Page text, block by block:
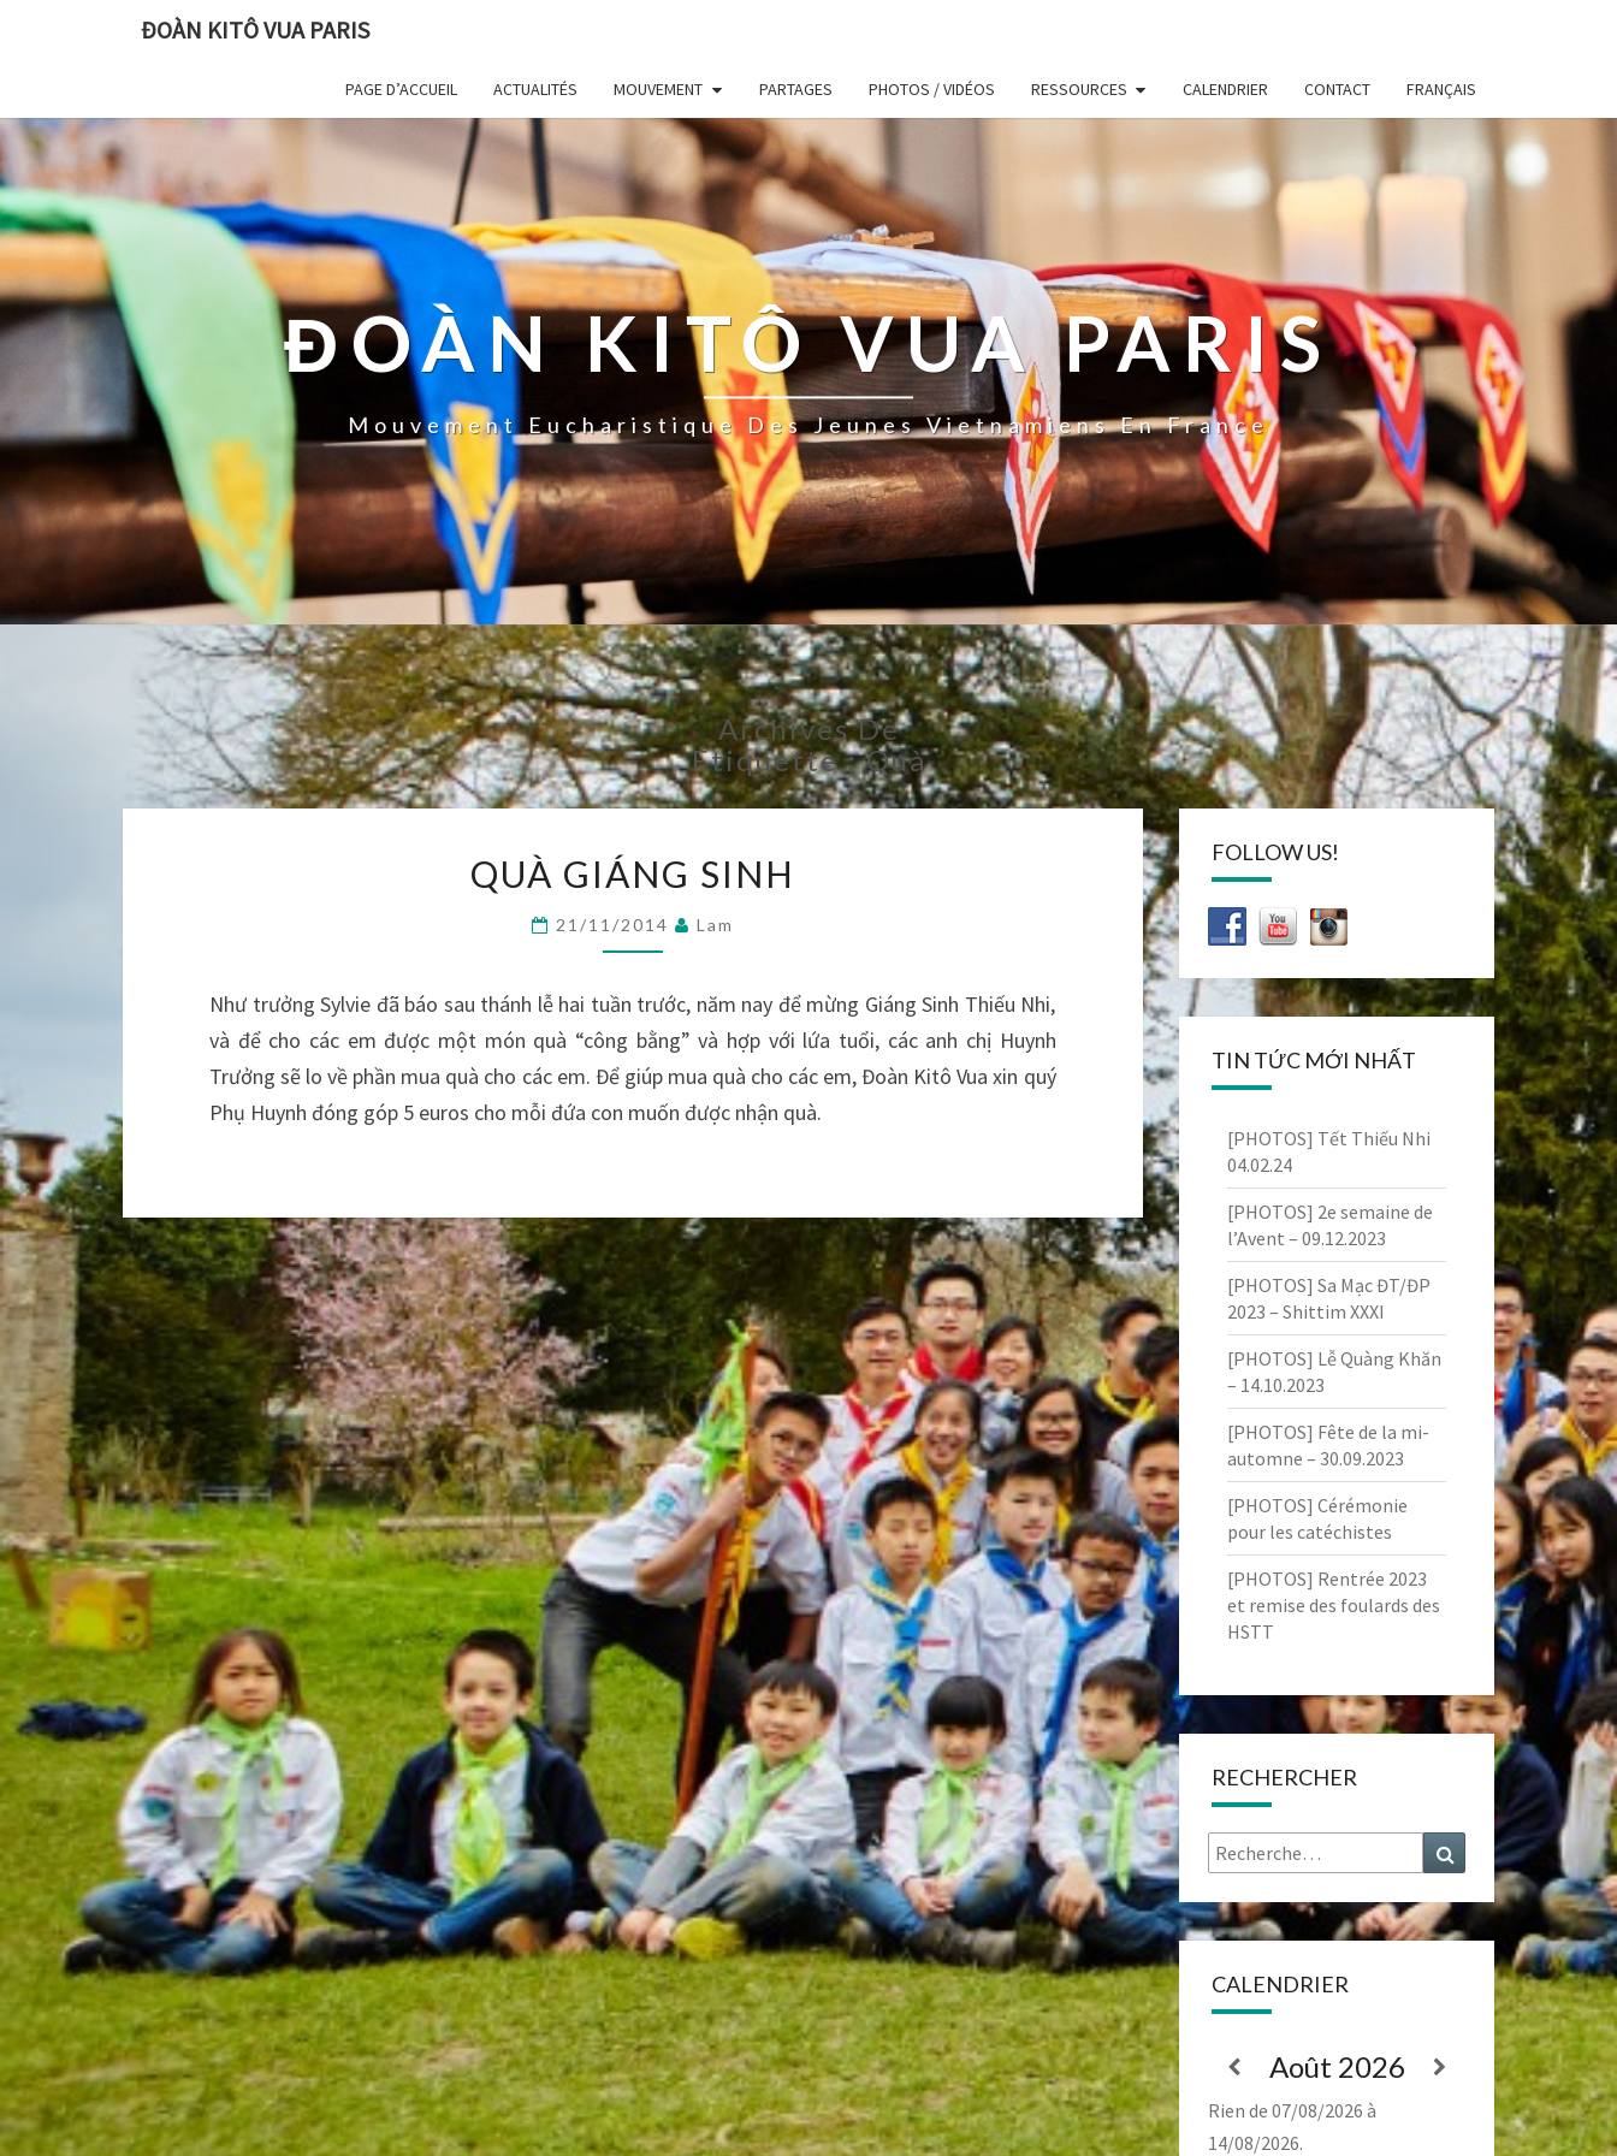
ĐOÀN KITÔ VUA PARIS
PAGE D’ACCUEIL ACTUALITÉS MOUVEMENT PARTAGES PHOTOS / VIDÉOS RESSOURCES CALENDRIER CONTACT FRANÇAIS
ĐOÀN KITÔ VUA PARIS
Mouvement Eucharistique Des Jeunes Vietnamiens En France
Archives De
Étiquette :Quà
GIÁNG
QUÀ GIÁNG SINH
21/11/2014 Lam
Như trưởng Sylvie đã báo sau thánh lễ hai tuần trước, năm nay để mừng Giáng Sinh Thiếu Nhi,
và để cho các em được một món quà “công bằng” và hợp với lứa tuổi, các anh chị Huynh
Trưởng sẽ lo về phần mua quà cho các em. Để giúp mua quà cho các em, Đoàn Kitô Vua xin quý
Phụ Huynh đóng góp 5 euros cho mỗi đứa con muốn được nhận quà.
FOLLOW US!
TIN TỨC MỚI NHẤT
[PHOTOS] Tết Thiếu Nhi
04.02.24
[PHOTOS] 2e semaine de
l’Avent – 09.12.2023
[PHOTOS] Sa Mạc ĐT/ĐP
2023 – Shittim XXXI
[PHOTOS] Lễ Quàng Khăn
– 14.10.2023
[PHOTOS] Fête de la mi-
automne – 30.09.2023
[PHOTOS] Cérémonie
pour les catéchistes
[PHOTOS] Rentrée 2023
et remise des foulards des
HSTT
RECHERCHER
Rechercher : Recherche
CALENDRIER
Août 2026
Rien de 07/08/2026 à
14/08/2026.